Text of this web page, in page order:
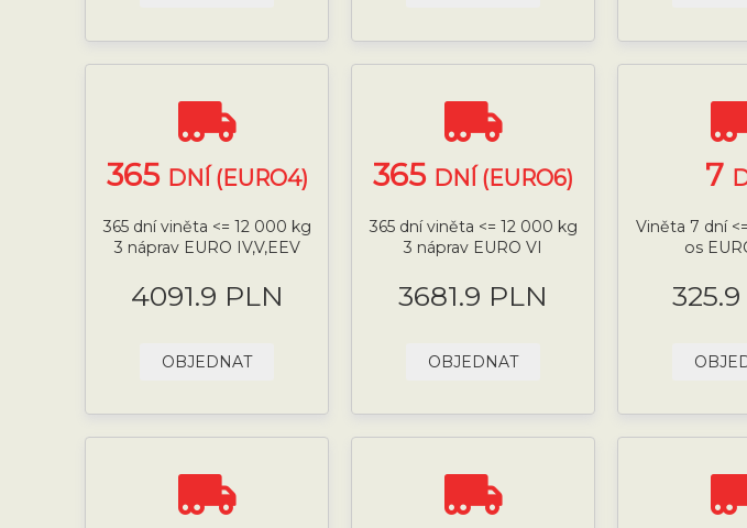
365 DNÍ (EURO4)
365 dní viněta <= 12 000 kg
3 náprav EURO IV,V,EEV
4091.9 PLN
OBJEDNAT
365 DNÍ (EURO6)
365 dní viněta <= 12 000 kg
3 náprav EURO VI
3681.9 PLN
OBJEDNAT
7
Viněta 7 dní
os